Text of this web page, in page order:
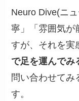
Neuro Dive(ニ
寧」「雰囲気が
すが、それを実
で足を運んでみ
問い合わせてみ
す。